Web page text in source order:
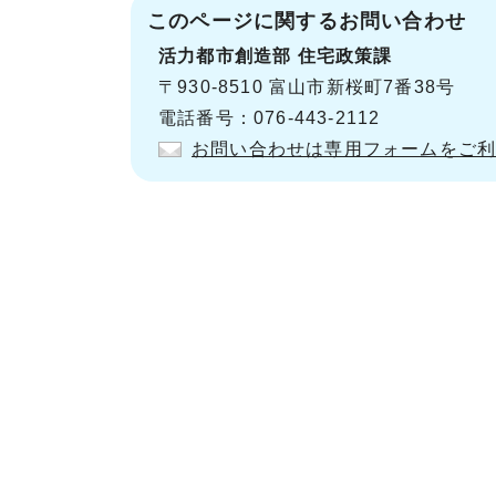
このページに関するお問い合わせ
活力都市創造部 住宅政策課
〒930-8510 富山市新桜町7番38号
電話番号：076-443-2112
お問い合わせは専用フォームをご利